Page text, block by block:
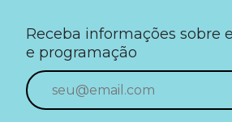
Receba informações sobre
e programação